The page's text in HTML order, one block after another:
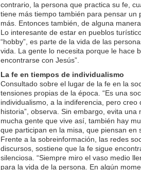
contrario, la persona que practica su fe,
tiene más tiempo también para pensar
más. Entonces también, de alguna
Lo interesante de estar en pueblos
“hobby”, es parte de la vida de las
vida. La gente lo necesita porque le hace
encontrarse con Jesús”.
La fe en tiempos de individualismo
Consultado sobre el lugar de la fe en la
tensiones propias de la época. “Es una
individualismo, a la indiferencia, pero
historia”, observa. Sin embargo, evita una
mucha gente que vive así, también hay
que participan en la misa, que piensan en
Frente a la sobreinformación, las redes
discursos, sostiene que la fe sigue
silenciosa. “Siempre miro el vaso medio
para la vida de la persona. En algún